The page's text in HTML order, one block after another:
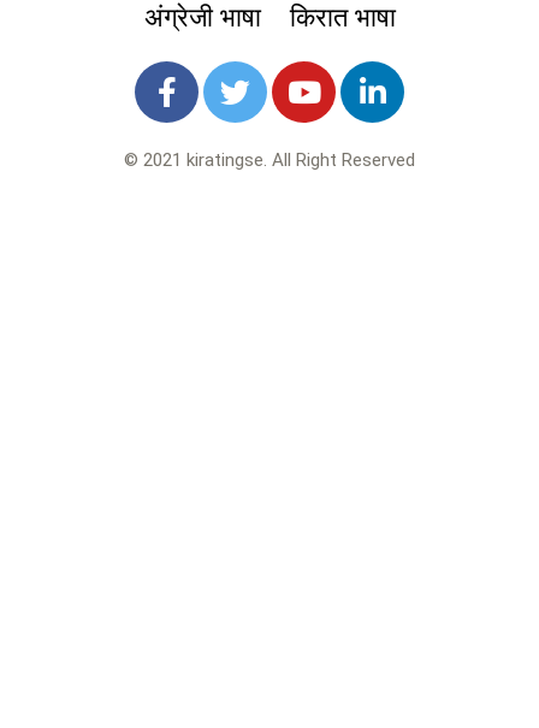
अंग्रेजी भाषा
किरात भाषा
© 2021 kiratingse. All Right Reserved